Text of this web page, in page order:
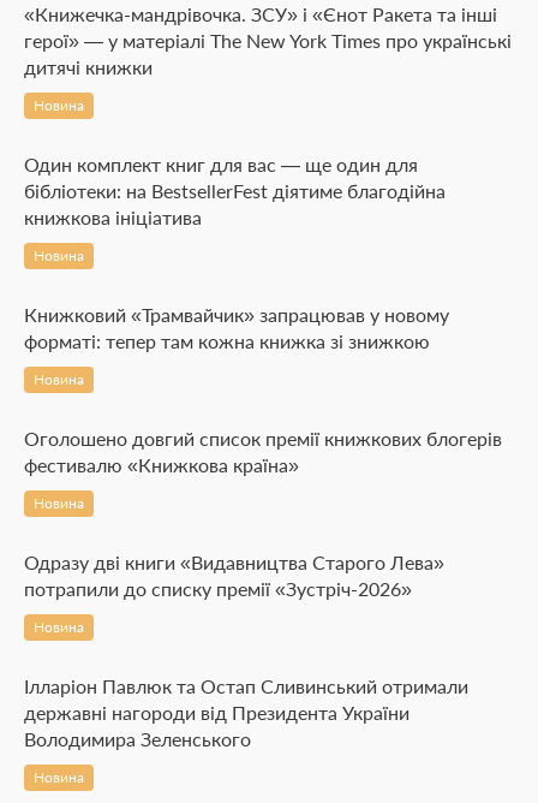
«Книжечка-мандрівочка. ЗСУ» і «Єнот Ракета та інші
герої» — у матеріалі The New York Times про українські
дитячі книжки
Новина
Один комплект книг для вас — ще один для
бібліотеки: на BestsellerFest діятиме благодійна
книжкова ініціатива
Новина
Книжковий «Трамвайчик» запрацював у новому
форматі: тепер там кожна книжка зі знижкою
Новина
Оголошено довгий список премії книжкових блогерів
фестивалю «Книжкова країна»
Новина
Одразу дві книги «Видавництва Старого Лева»
потрапили до списку премії «Зустріч-2026»
Новина
Ілларіон Павлюк та Остап Сливинський отримали
державні нагороди від Президента України
Володимира Зеленського
Новина